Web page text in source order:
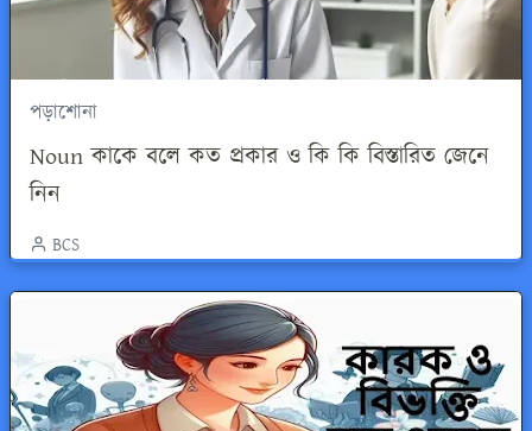
পড়াশোনা
Noun কাকে বলে কত প্রকার ও কি কি বিস্তারিত জেনে
নিন
BCS